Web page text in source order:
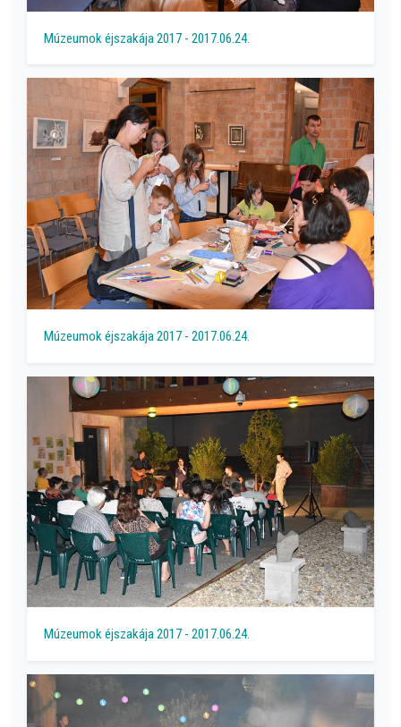
Múzeumok éjszakája 2017 - 2017.06.24.
Múzeumok éjszakája 2017 - 2017.06.24.
Múzeumok éjszakája 2017 - 2017.06.24.